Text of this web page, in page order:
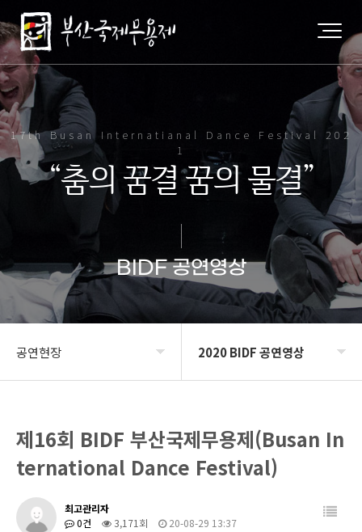
17th Busan Internatianal Dance Festival 202
1
“춤의 꿈결 꿈의 물결”
BIDF 공연영상
공연현장
프로그램
공연현장
커뮤니티
2020 BIDF 공연영상
2020 BIDF 공연영상
2021 BIDF 공연영상
제16회 BIDF 부산국제무용제(Busan In
ternational Dance Festival)
최고관리자
0건
3,171회 20-08-29 13:37